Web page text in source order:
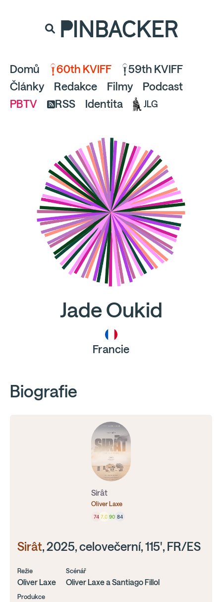
a pusťte se do čtení.
PINBACKER
Domů 60th KVIFF
59th KVIFF
Články
Redakce Filmy
Podcast
PBTV
RSS Identita JLG
Jade Oukid
Francie
Biografie
Sirât
Oliver Laxe
74 7.0 90 84
Sirât, 2025, celovečerní, 115', FR/ES
Režie
Oliver Laxe
Scénář
Oliver Laxe a Santiago Fillol
Produkce